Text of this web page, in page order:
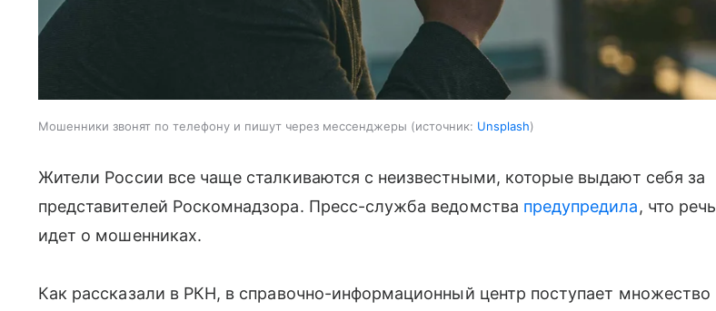
Мошенники звонят по телефону и пишут через мессенджеры источник: Unsplash
Жители России все чаще сталкиваются с неизвестными, которые выдают себя за
представителей Роскомнадзора. Пресс-служба ведомства предупредила, что речь
идет о мошенниках.
Как рассказали в РКН, в справочно-информационный центр поступает множество